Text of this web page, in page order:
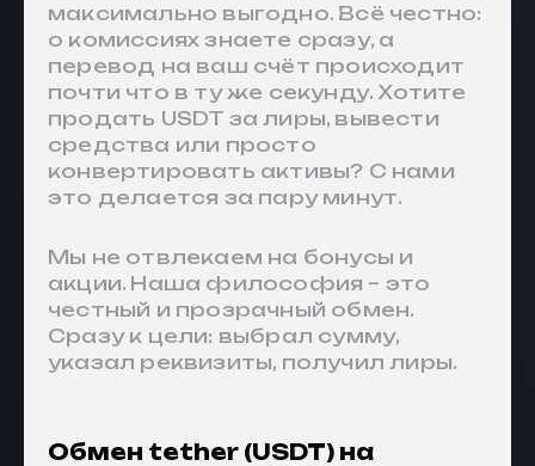
максимально выгодно. Всё честно:
о комиссиях знаете сразу, а
перевод на ваш счёт происходит
почти что в ту же секунду. Хотите
продать USDT за лиры, вывести
средства или просто
конвертировать активы? С нами
это делается за пару минут.
Мы не отвлекаем на бонусы и
акции. Наша философия – это
честный и прозрачный обмен.
Сразу к цели: выбрал сумму,
указал реквизиты, получил лиры.
Обмен tether (USDT) на